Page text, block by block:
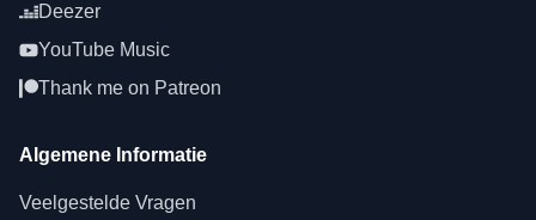
Deezer
YouTube Music
Thank me on Patreon
Algemene Informatie
Veelgestelde Vragen